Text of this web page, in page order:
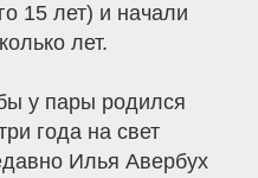
15 лет) и начали
лет.
у пары родился
года на свет
Илья Авербух